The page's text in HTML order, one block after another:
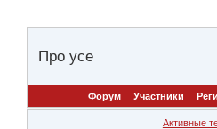
Про усе
Форум Участники
Активные